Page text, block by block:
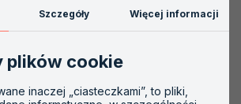
fizycznych (N)
Szczegóły Więcej informacji
plików cookie
inaczej „ciasteczkami”, to pliki,